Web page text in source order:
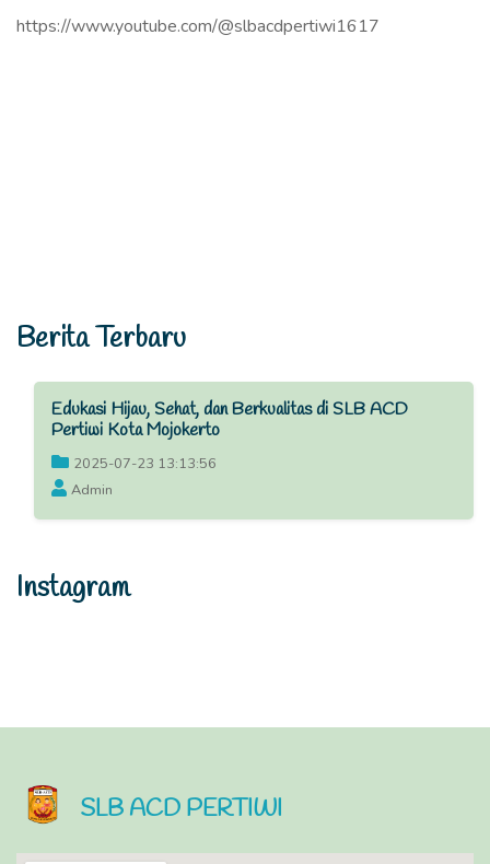
https://www.youtube.com/@slbacdpertiwi1617
Berita Terbaru
Edukasi Hijau, Sehat, dan Berkualitas di SLB ACD
Pertiwi Kota Mojokerto
2025-07-23 13:13:56
Admin
Instagram
SLB ACD PERTIWI